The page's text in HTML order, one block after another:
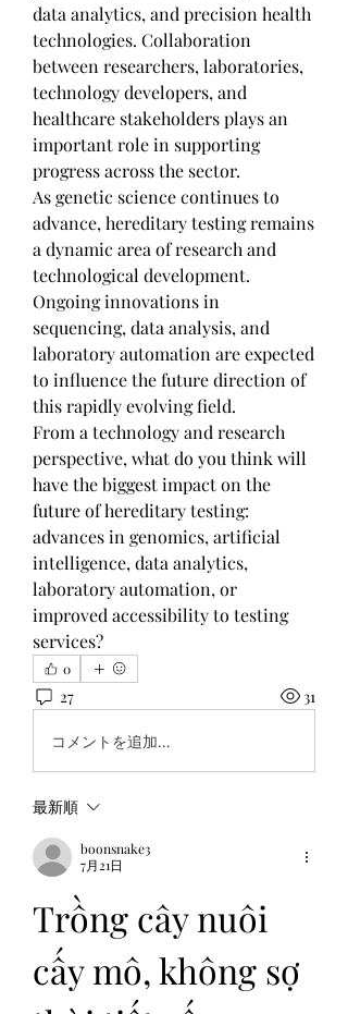
data analytics, and precision health
technologies. Collaboration
between researchers, laboratories,
technology developers, and
healthcare stakeholders plays an
important role in supporting
progress across the sector.
As genetic science continues to
advance, hereditary testing remains
a dynamic area of research and
technological development.
Ongoing innovations in
sequencing, data analysis, and
laboratory automation are expected
to influence the future direction of
this rapidly evolving field.
From a technology and research
perspective, what do you think will
have the biggest impact on the
future of hereditary testing:
advances in genomics, artificial
intelligence, data analytics,
laboratory automation, or
improved accessibility to testing
services?
0
27 31
コメントを追加…
最新順
boonsnake3
7月21日
Trồng cây nuôi
cấy mô, không sợ